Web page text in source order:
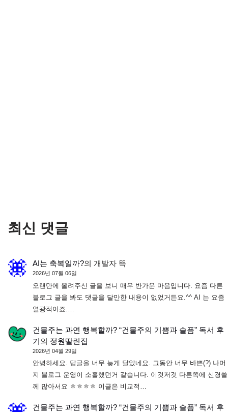
최신 댓글
AI는 축복일까?의 개발자 뜩
2026년 07월 06일
오랜만에 올려주신 글을 보니 매우 반가운 마음입니다. 요즘 다른
블로그 글을 봐도 댓글을 달만한 내용이 없었거든요.^^ AI 는 요즘
열광적이죠.…
건물주는 과연 행복할까? “건물주의 기쁨과 슬픔” 독서 후
기의 정원딸린집
2026년 04월 29일
안녕하세요. 답글을 너무 늦게 달았네요. 그동안 너무 바쁜(?) 나머
지 블로그 운영이 소홀했던거 같습니다. 이것저것 다른쪽에 신경쓸
께 많아서요 ㅎㅎㅎㅎ 이글은 비교적…
건물주는 과연 행복할까? “건물주의 기쁨과 슬픔” 독서 후